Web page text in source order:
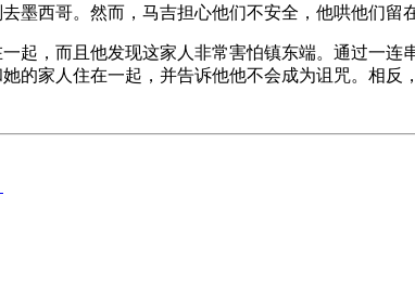
墨西哥。然而，马吉担心他们不安全，他哄他们留
起，而且他发现这家人非常害怕镇东端。通过一
的家人住在一起，并告诉他他不会成为诅咒。相反